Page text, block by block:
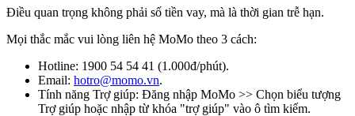
Điều quan trọng không phải số tiền vay, mà là thời gian trễ hạn.
Mọi thắc mắc vui lòng liên hệ MoMo theo 3 cách:
Hotline: 1900 54 54 41 (1.000đ/phút).
Email: hotro@momo.vn.
Tính năng Trợ giúp: Đăng nhập MoMo >> Chọn biểu tượng
Trợ giúp hoặc nhập từ khóa "trợ giúp" vào ô tìm kiếm.